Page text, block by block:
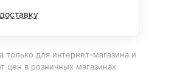
только для интернет-магазина и
цен в розничных магазинах